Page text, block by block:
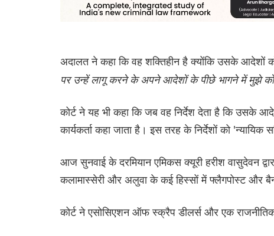
अदालत ने कहा कि वह शक्तिहीन है क्योंकि उसके आदेशों
पर उन्हें लागू करने के अपने आदेशों के पीछे भागने में मुझे
कोर्ट ने यह भी कहा कि जब वह निर्देश देता है कि उसके
कार्यकर्ता कहा जाता है। इस तरह के निर्देशों को
आज सुनवाई के दरमियान एमिकस क्यूरी हरीश वासुदेवन
कलामास्सेरी और अलुवा के कई हिस्सों में फ्लैगपोस्ट और
कोर्ट ने एसोसिएशन ऑफ स्क्रैप डीलर्स और एक राजनीतिक